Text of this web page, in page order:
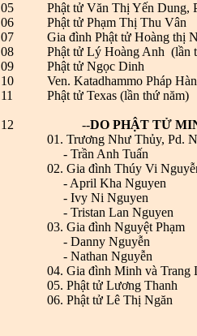
05 Phật tử Văn Thị Yến Dung,
06
Phật tử Phạm Thị Thu Vân
07
Gia đình Phật tử Hoàng thị
08
Phật tử Lý Hoàng Anh (lần
09
Phật tử Ngọc Dinh
10
Ven. Katadhammo Pháp
11
Phật tử Texas (lần thứ năm)
12 --DO PHẬT TỬ
01. Trương Như Thủy, Pd.
- Trần Anh Tuấn
02. Gia đình Thúy Vi
- April Kha Nguyen
- Ivy Ni Nguyen
- Tristan Lan Nguyen
03. Gia đình Nguyệt Phạm
- Danny Nguyễn
- Nathan Nguyễn
04. Gia đình Minh và Trang
05. Phật tử Lương Thanh
06. Phật tử Lê Thị Ngăn